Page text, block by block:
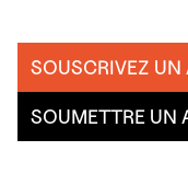
SOUSCRIVEZ
SOUMETTRE UN